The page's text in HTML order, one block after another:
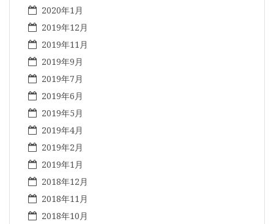
2020年1月
2019年12月
2019年11月
2019年9月
2019年7月
2019年6月
2019年5月
2019年4月
2019年2月
2019年1月
2018年12月
2018年11月
2018年10月